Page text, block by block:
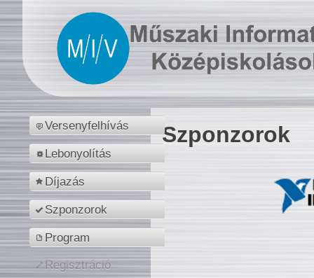
Versenyfelhívás
Lebonyolítás
Díjazás
Szponzorok
Program
Regisztráció
Szponzorok